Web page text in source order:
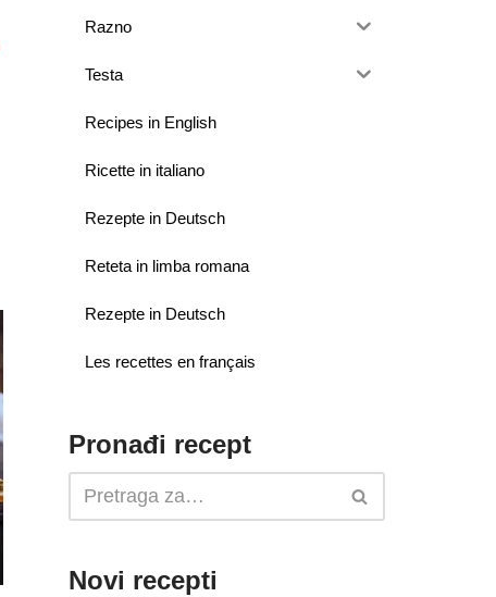
Razno
Testa
Recipes in English
Ricette in italiano
Rezepte in Deutsch
Reteta in limba romana
Rezepte in Deutsch
Les recettes en français
Pronađi recept
Novi recepti